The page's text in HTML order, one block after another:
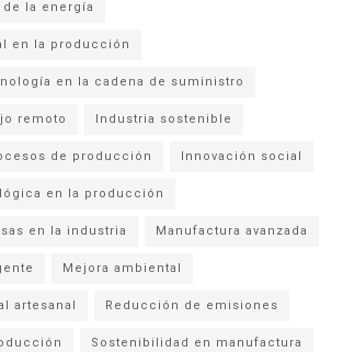
la energía
en la producción
en la cadena de suministro
remoto Industria sostenible
de producción Innovación social
en la producción
en la industria Manufactura avanzada
Mejora ambiental
artesanal Reducción de emisiones
Sostenibilidad en manufactura